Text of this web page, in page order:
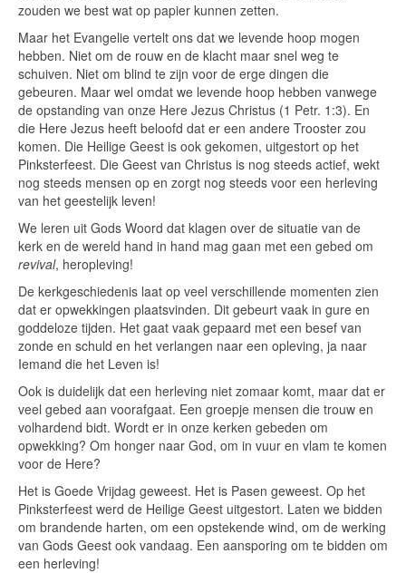
zouden we best wat op papier kunnen zetten.
Maar het Evangelie vertelt ons dat we levende hoop mogen
hebben. Niet om de rouw en de klacht maar snel weg te
schuiven. Niet om blind te zijn voor de erge dingen die
gebeuren. Maar wel omdat we levende hoop hebben vanwege
de opstanding van onze Here Jezus Christus (1 Petr. 1:3). En
die Here Jezus heeft beloofd dat er een andere Trooster zou
komen. Die Heilige Geest is ook gekomen, uitgestort op het
Pinksterfeest. Die Geest van Christus is nog steeds actief, wekt
nog steeds mensen op en zorgt nog steeds voor een herleving
van het geestelijk leven!
We leren uit Gods Woord dat klagen over de situatie van de
kerk en de wereld hand in hand mag gaan met een gebed om
revival, heropleving!
De kerkgeschiedenis laat op veel verschillende momenten zien
dat er opwekkingen plaatsvinden. Dit gebeurt vaak in gure en
goddeloze tijden. Het gaat vaak gepaard met een besef van
zonde en schuld en het verlangen naar een opleving, ja naar
Iemand die het Leven is!
Ook is duidelijk dat een herleving niet zomaar komt, maar dat er
veel gebed aan voorafgaat. Een groepje mensen die trouw en
volhardend bidt. Wordt er in onze kerken gebeden om
opwekking? Om honger naar God, om in vuur en vlam te komen
voor de Here?
Het is Goede Vrijdag geweest. Het is Pasen geweest. Op het
Pinksterfeest werd de Heilige Geest uitgestort. Laten we bidden
om brandende harten, om een opstekende wind, om de werking
van Gods Geest ook vandaag. Een aansporing om te bidden om
een herleving!